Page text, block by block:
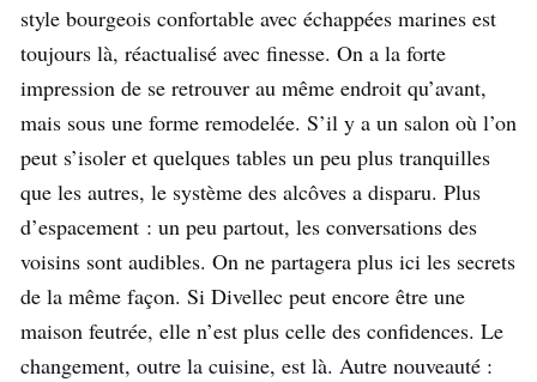
style bourgeois confortable avec échappées marines est
toujours là, réactualisé avec finesse. On a la forte
impression de se retrouver au même endroit qu’avant,
mais sous une forme remodelée. S’il y a un salon où l’on
peut s’isoler et quelques tables un peu plus tranquilles
que les autres, le système des alcôves a disparu. Plus
d’espacement : un peu partout, les conversations des
voisins sont audibles. On ne partagera plus ici les secrets
de la même façon. Si Divellec peut encore être une
maison feutrée, elle n’est plus celle des confidences. Le
changement, outre la cuisine, est là. Autre nouveauté :